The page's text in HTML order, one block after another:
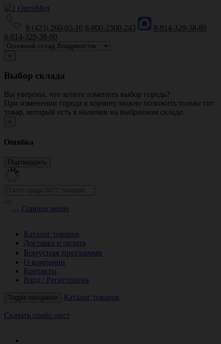
8 (423) 260-05-10 8-800-2500-243
8-914-329-38-80
8-914-329-38-80
×
Выбор склада
Вы уверены, что хотите изменить выбор города?
При изменении города в корзину можно положить только тот
товар, который есть в наличии на выбранном складе.
×
Ошибка
Главное меню
Каталог товаров
Доставка и оплата
Бонусная программа
О компании
Контакты
Вход / Регистрация
Toggle navigation Каталог товаров
Скачать прайс-лист